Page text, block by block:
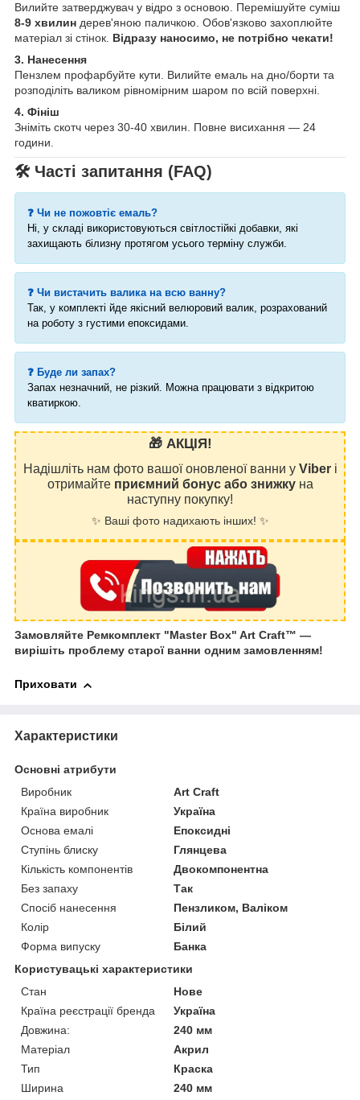
Вилийте затверджувач у відро з основою. Перемішуйте суміш
8-9 хвилин дерев'яною паличкою. Обов'язково захоплюйте
матеріал зі стінок. Відразу наносимо, не потрібно чекати!
3. Нанесення
Пензлем профарбуйте кути. Вилийте емаль на дно/борти та
розподіліть валиком рівномірним шаром по всій поверхні.
4. Фініш
Зніміть скотч через 30-40 хвилин. Повне висихання — 24
години.
🛠 Часті запитання (FAQ)
❓ Чи не пожовтіє емаль?
Ні, у складі використовуються світлостійкі добавки, які
захищають білизну протягом усього терміну служби.
❓ Чи вистачить валика на всю ванну?
Так, у комплекті йде якісний велюровий валик, розрахований
на роботу з густими епоксидами.
❓ Буде ли запах?
Запах незначний, не різкий. Можна працювати з відкритою
кватиркою.
🎁 АКЦІЯ!
Надішліть нам фото вашої оновленої ванни у Viberі
отримайте приємний бонус або знижкуна
наступну покупку!
✨ Ваші фото надихають інших! ✨
Замовляйте Ремкомплект "Master Box" Art Craft™ —
вирішіть проблему старої ванни одним замовленням!
Приховати
Характеристики
Основні атрибути
Виробник
Art Craft
Країна виробник
Україна
Основа емалі
Епоксидні
Ступінь блиску
Глянцева
Кількість компонентів
Двокомпонентна
Без запаху
Так
Спосіб нанесення
Пензликом, Валіком
Колір
Білий
Форма випуску
Банка
Користувацькі характеристики
Стан
Нове
Країна реєстрації бренда
Україна
Довжина:
240 мм
Матеріал
Акрил
Тип
Краска
Ширина
240 мм